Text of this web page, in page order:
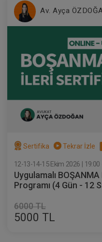
Av. Ayça
Sertifika Tekrar İzle
12-13-14-15 Ekim 2026 | 19:00
Uygulamalı
Programı (4 Gün - 12
6000 TL
5000 TL